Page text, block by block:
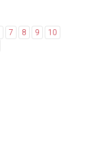
7 8 9
10